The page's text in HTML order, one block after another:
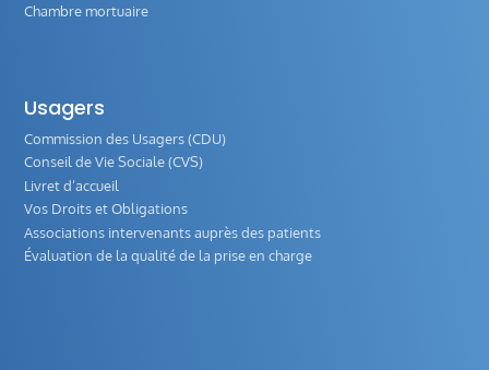
Chambre mortuaire
Usagers
Commission des Usagers (CDU)
Conseil de Vie Sociale (CVS)
Livret d’accueil
Vos Droits et Obligations
Associations intervenants auprès des patients
Évaluation de la qualité de la prise en charge